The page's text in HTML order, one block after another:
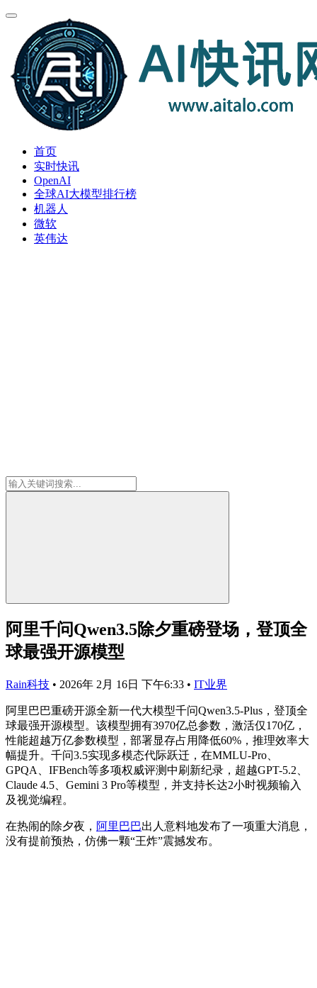
首页
实时快讯
OpenAI
全球AI大模型排行榜
机器人
微软
英伟达
阿里千问Qwen3.5除夕重磅登场，登顶全
球最强开源模型
Rain科技 • 2026年 2月 16日 下午6:33 • IT业界
阿里巴巴重磅开源全新一代大模型千问Qwen3.5-Plus，登顶全
球最强开源模型。该模型拥有3970亿总参数，激活仅170亿，
性能超越万亿参数模型，部署显存占用降低60%，推理效率大
幅提升。千问3.5实现多模态代际跃迁，在MMLU-Pro、
GPQA、IFBench等多项权威评测中刷新纪录，超越GPT-5.2、
Claude 4.5、Gemini 3 Pro等模型，并支持长达2小时视频输入
及视觉编程。
在热闹的除夕夜， 阿里巴巴出人意料地发布了一项重大消息，
没有提前预热，仿佛一颗“王炸”震撼发布。